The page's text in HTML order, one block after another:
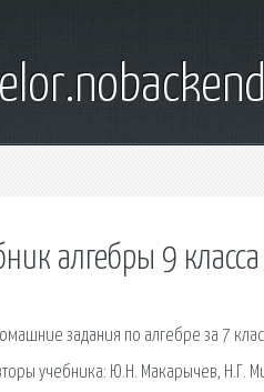
алгебры 9
задания по алгебре за 7
учебника: Ю.Н. Макарычев, Н.Г.